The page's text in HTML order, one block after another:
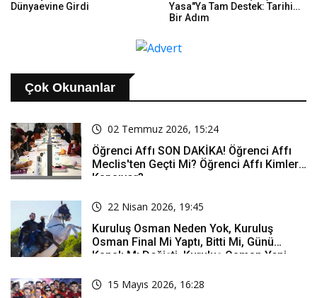
Dünyaevine Girdi
Yasa"ya Tam Destek: Tarihi
Bir Adım
Çok Okunanlar
02 Temmuz 2026, 15:24
Öğrenci Affı SON DAKİKA! Öğrenci Affı
Meclis'ten Geçti Mi? Öğrenci Affı Kimleri
Kapsıyor?
22 Nisan 2026, 19:45
Kuruluş Osman Neden Yok, Kuruluş
Osman Final Mi Yaptı, Bitti Mi, Günü
Kanalı Mı Değişti, Kuruluş Osman Yeni
15 Mayıs 2026, 16:28